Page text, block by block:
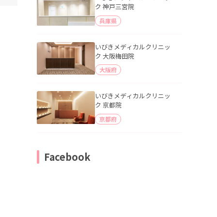
ク 神戸三宮院
兵庫県
いびきメディカルクリニッ
ク 大阪梅田院
大阪府
いびきメディカルクリニッ
ク 京都院
京都府
Facebook